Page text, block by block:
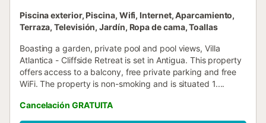
Piscina exterior, Piscina, Wifi, Internet, Aparcamiento,
Terraza, Televisión, Jardín, Ropa de cama, Toallas
Boasting a garden, private pool and pool views, Villa
Atlantica - Cliffside Retreat is set in Antigua. This property
offers access to a balcony, free private parking and free
WiFi. The property is non-smoking and is situated 1....
Cancelación GRATUITA